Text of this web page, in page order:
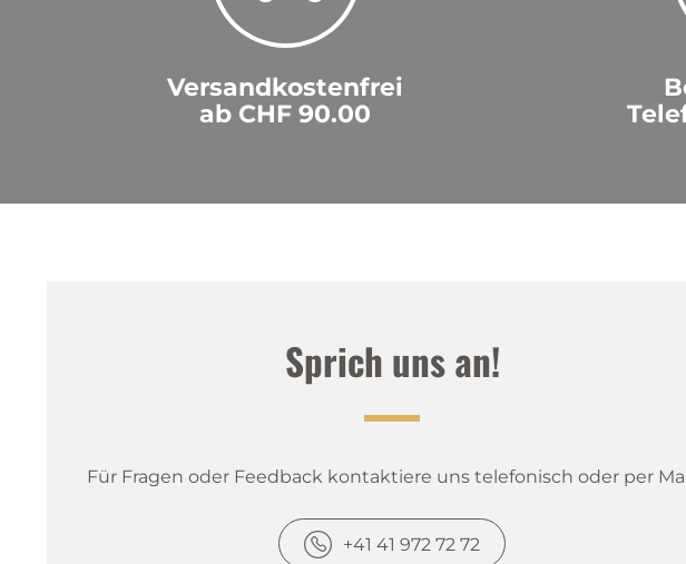
Versandkostenfrei
ab CHF 90.00
Sprich uns an!
Für Fragen oder Feedback kontaktiere uns telefonisch oder per
+41 41 972 72 72